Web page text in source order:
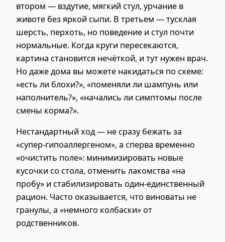
втором — вздутие, мягкий стул, урчание в
животе без яркой сыпи. В третьем — тусклая
шерсть, перхоть, но поведение и стул почти
нормальные. Когда круги пересекаются,
картина становится нечёткой, и тут нужен врач.
Но даже дома вы можете накидаться по схеме:
«есть ли блохи?», «поменяли ли шампунь или
наполнитель?», «начались ли симптомы после
смены корма?».
Нестандартный ход — не сразу бежать за
«супер-гипоаллергеном», а сперва временно
«очистить поле»: минимизировать новые
кусочки со стола, отменить лакомства «на
пробу» и стабилизировать один-единственный
рацион. Часто оказывается, что виноваты не
гранулы, а «немного колбаски» от
родственников.